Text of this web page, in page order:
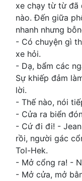
xe chạy từ từ đã
nào. Đến giữa
nhanh nhưng
- Có chuyện gì
xe hỏi.
- Dạ, bẩm các
Sự khiếp đảm
lời.
- Thế nào, nói
- Cửa ra biển
- Cứ đi đi! -
rồi, người gác
Tol-Hek.
- Mở cổng ra! -
- Mở cửa, mở